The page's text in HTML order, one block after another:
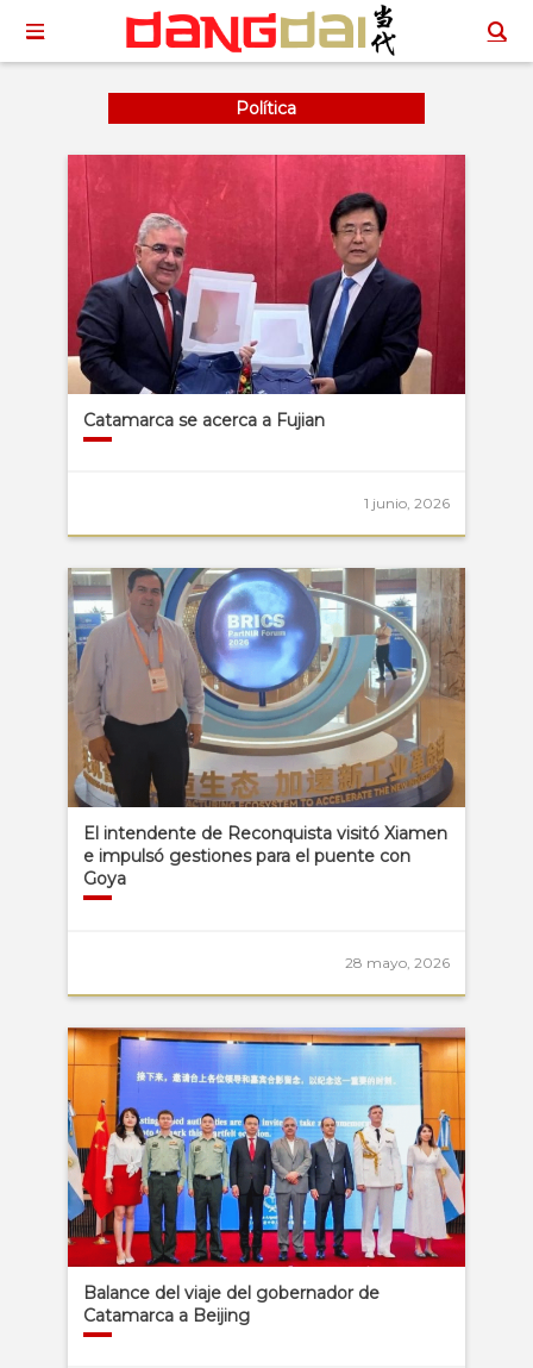
Política
Catamarca se acerca a Fujian
1 junio, 2026
El intendente de Reconquista visitó Xiamen
e impulsó gestiones para el puente con
Goya
28 mayo, 2026
Balance del viaje del gobernador de
Catamarca a Beijing